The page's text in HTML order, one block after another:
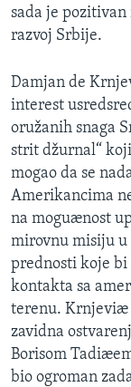
sada je
razvoj Srbije.
Damjan de
interest
oružanih snaga
strit džurnal“
mogao da se
Amerikancima
na moguænost
mirovnu misiju u
prednosti koje bi
kontakta sa
terenu. Krnjeviæ
zavidna
Borisom
bio ogroman